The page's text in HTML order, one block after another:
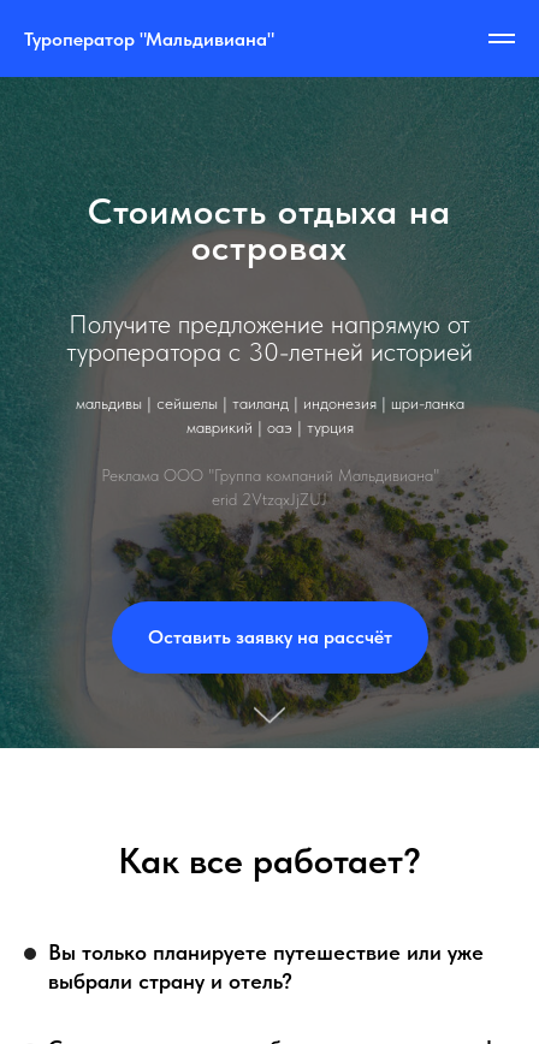
Туроператор "Мальдивиана"
Стоимость отдыха на
островах
Получите предложение напрямую от
туроператора с 30-летней историей
мальдивы | сейшелы | таиланд | индонезия | шри-ланка
маврикий | оаэ | турция
Реклама ООО "Группа компаний Мальдивиана"
erid 2VtzqxJjZUJ
Оставить заявку на рассчёт
Как все работает?
Вы только планируете путешествие или уже
выбрали страну и отель?